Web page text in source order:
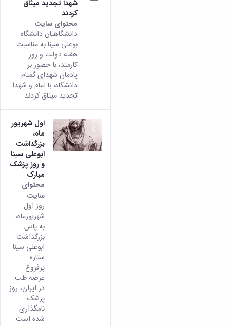
شهدا تجدید میثاق
کردند
محتوای سایت
دانشگاهیان دانشگاه
بوعلی سینا به مناسبت
هفته دولت و روز
کارمند، با حضور بر
یادمان شهدای گمنام
دانشگاه، با امام و شهدا
تجدید میثاق کردند.
اول شهریور
ماه،
بزرگداشت
ابوعلی سینا
و روز پزشک
مبارک
محتوای
سایت
روز اول
شهریورماه،
به پاس
بزرگداشت
ابوعلی سینا
ستاره
پرفروغ
عرصه طب
در ایران، روز
پزشک
نامگذاری
شده است.